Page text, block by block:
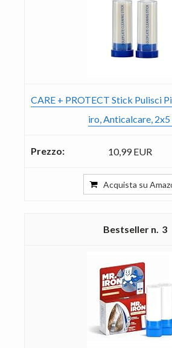
CARE + PROTECT Stick Pulisci
iro, Anticalcare, 2x5
10,99 EUR
Acquista su
3